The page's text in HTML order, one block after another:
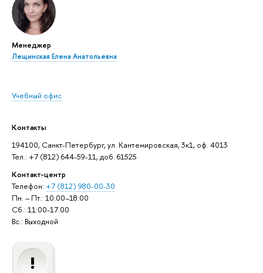
Менеджер
Лещинская Елена Анатольевна
Учебный офис
Контакты
194100, Санкт-Петербург, ул. Кантемировская, 3к1, оф. 4013
Тел.: +7 (812) 644-59-11, доб. 61525
Контакт-центр
Телефон: +7 (812) 980-00-30
Пн. – Пт.: 10:00–18:00
Сб.: 11:00-17:00
Вс.: Выходной